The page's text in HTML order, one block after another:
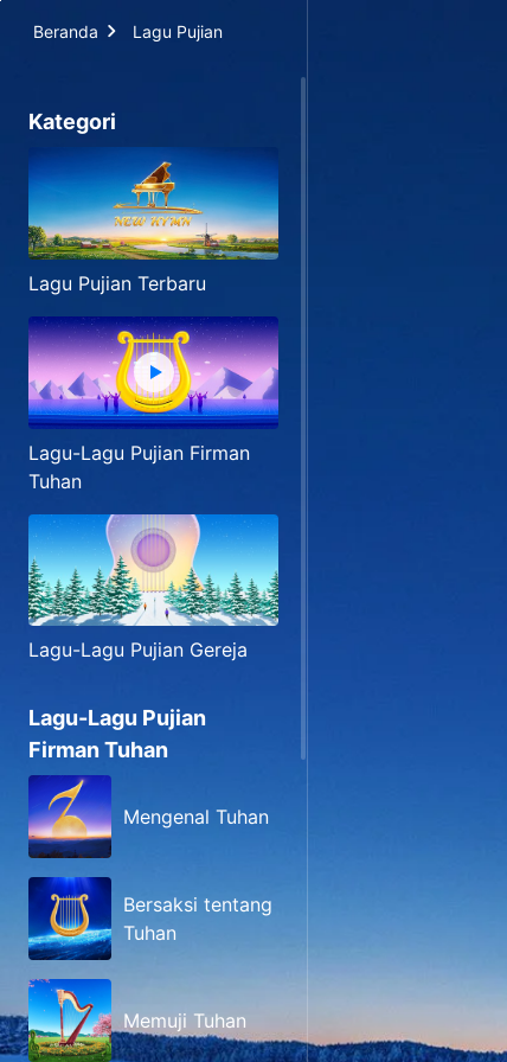
Beranda Lagu Pujian
Kategori
Lagu Pujian Terbaru
Lagu-Lagu Pujian Firman
Tuhan
Lagu-Lagu Pujian Gereja
Lagu-Lagu Pujian
Firman Tuhan
Mengenal Tuhan
Bersaksi tentang
Tuhan
Memuji Tuhan